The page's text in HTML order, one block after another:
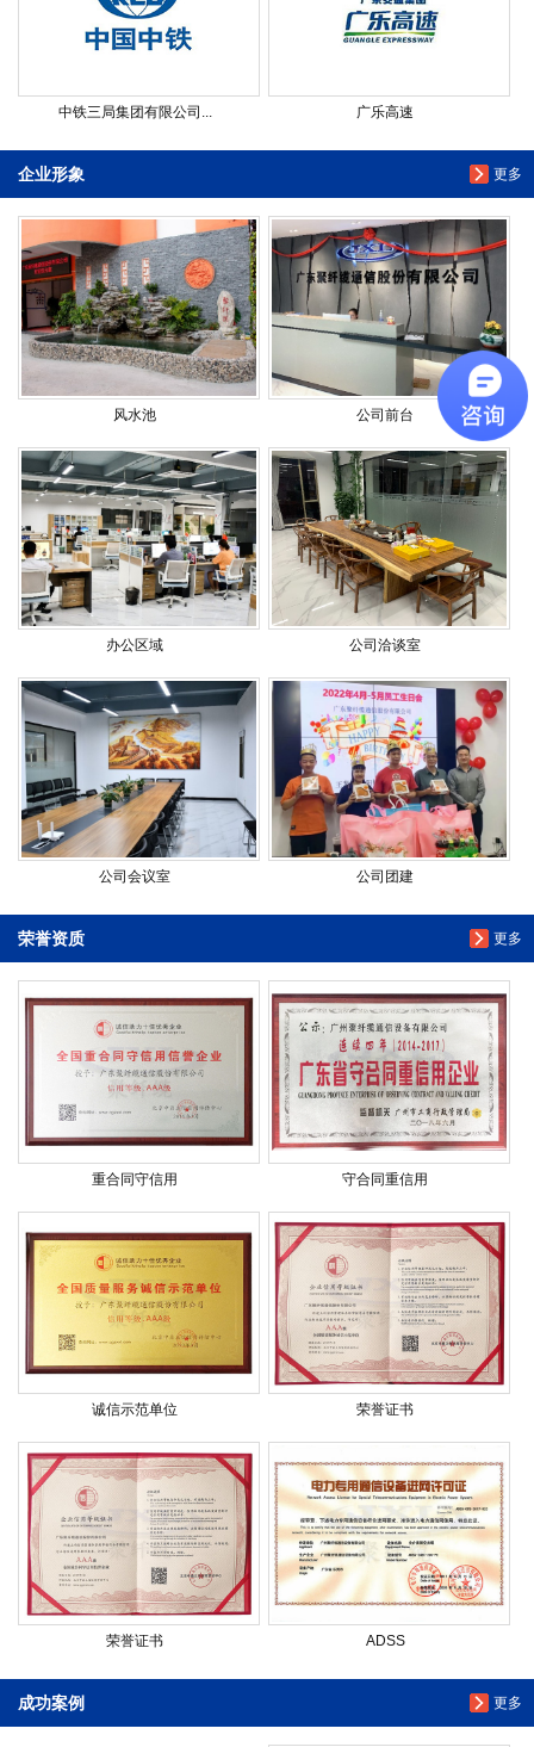
中铁三局集团有限公司... 广乐高速
更多
企业形象
风水池 公司前台
办公区域 公司洽谈室
公司会议室 公司团建
更多
荣誉资质
重合同守信用 守合同重信用
诚信示范单位 荣誉证书
荣誉证书 ADSS
更多
成功案例